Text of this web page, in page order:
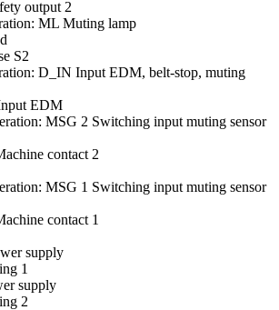
output 2
ML Muting lamp
S2
D_IN Input EDM, belt-stop, muting
EDM
MSG 2 Switching input muting sensor
contact 2
MSG 1 Switching input muting sensor
contact 1
supply
1
supply
2